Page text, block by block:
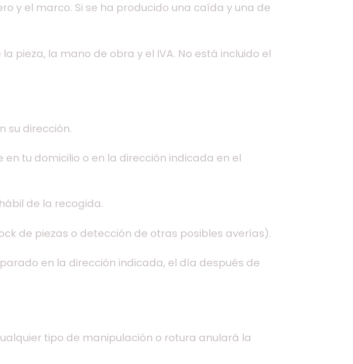
y el marco. Si se ha producido una caída y una de
pieza, la mano de obra y el IVA. No está incluido el
su dirección.
tu domicilio o en la dirección indicada en el
de la recogida.
de piezas o detección de otras posibles averías).
en la dirección indicada, el día después de
tipo de manipulación o rotura anulará la